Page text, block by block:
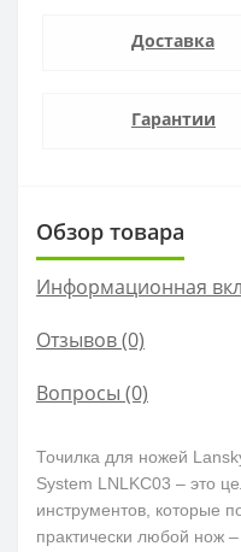
Доставка
Гарантии
Обзор товара
Информационная
Отзывов (0)
Вопросы (0)
Точилка для ножей
System LNLKC03 – это
инструментов, которые
практически любой нож